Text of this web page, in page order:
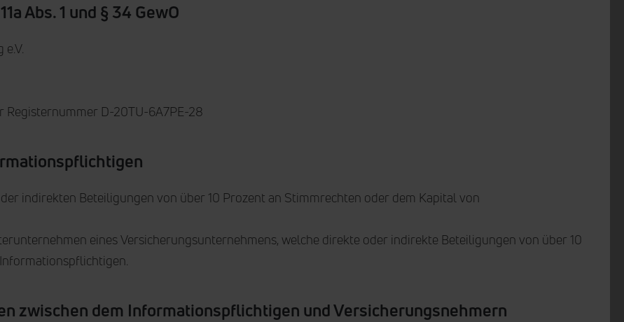
Abs. 1 und § 34 GewO
Registernummer D-20TU-6A7PE-28
indirekten Beteiligungen von über 10 Prozent an Stimmrechten oder dem Kapital von
eines Versicherungsunternehmens, welche direkte oder indirekte Beteiligungen von über 10
zwischen dem Informationspflichtigen und Versicherungsnehmern